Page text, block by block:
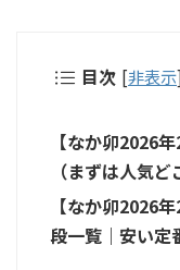
目次 [非表示]
【なか卯2026
（まずは人気ど
【なか卯2026
段一覧｜安い定